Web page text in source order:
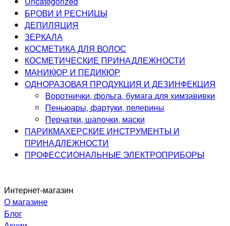
БРОВИ И РЕСНИЦЫ
ДЕПИЛЯЦИЯ
ЗЕРКАЛА
КОСМЕТИКА ДЛЯ ВОЛОС
КОСМЕТИЧЕСКИЕ ПРИНАДЛЕЖНОСТИ
МАНИКЮР И ПЕДИКЮР
ОДНОРАЗОВАЯ ПРОДУКЦИЯ И ДЕЗИНФЕКЦИЯ
Воротнички, фольга, бумага для химзавивки
Пеньюары, фартуки, пелерины
Перчатки, шапочки, маски
ПАРИКМАХЕРСКИЕ ИНСТРУМЕНТЫ И
ПРИНАДЛЕЖНОСТИ
ПРОФЕССИОНАЛЬНЫЕ ЭЛЕКТРОПРИБОРЫ
Интернет-магазин
О магазине
Блог